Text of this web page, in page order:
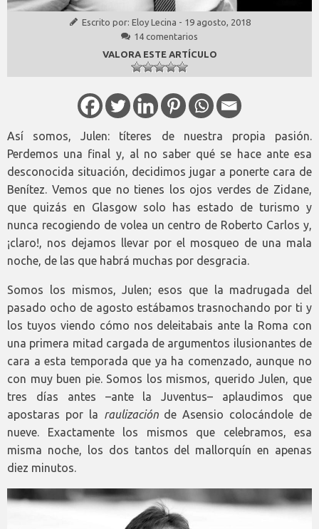
Escrito por: Eloy Lecina - 19 agosto, 2018
14 comentarios
VALORA ESTE ARTÍCULO
Así somos, Julen: títeres de nuestra propia pasión.
Perdemos una final y, al no saber qué se hace ante esa
desconocida situación, decidimos jugar a ponerte cara de
Benítez. Vemos que no tienes los ojos verdes de Zidane,
que quizás en Glasgow solo has estado de turismo y
nunca recogiendo de volea un centro de Roberto Carlos y,
¡claro!, nos dejamos llevar por el mosqueo de una mala
noche, de las que habrá muchas por desgracia.
Somos los mismos, Julen; esos que la madrugada del
pasado ocho de agosto estábamos trasnochando por ti y
los tuyos viendo cómo nos deleitabais ante la Roma con
una primera mitad cargada de argumentos ilusionantes de
cara a esta temporada que ya ha comenzado, aunque no
con muy buen pie. Somos los mismos, querido Julen, que
tres días antes –ante la Juventus– aplaudimos que
apostaras por la raulizaciónde Asensio colocándole de
nueve. Exactamente los mismos que celebramos, esa
misma noche, los dos tantos del mallorquín en apenas
diez minutos.